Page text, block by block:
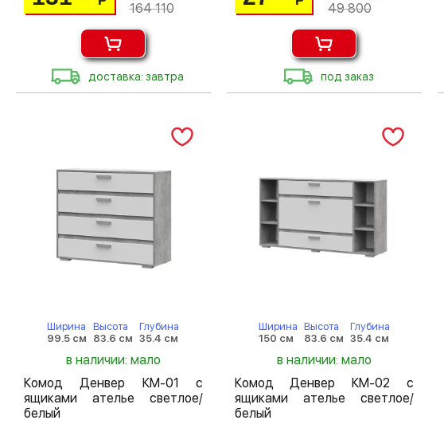
164 110
доставка: завтра
49 800
под заказ
Ширина
99.5 см
Высота
83.6 см
Глубина
35.4 см
в наличии: мало
Комод Денвер КМ-01 с
ящиками ателье светлое/
белый
Ширина
150 см
Высота
83.6 см
Глубина
35.4 см
в наличии: мало
Комод Денвер КМ-02 с
ящиками ателье светлое/
белый